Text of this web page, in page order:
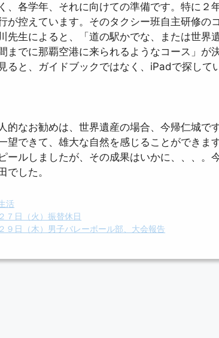
、各学年、それに向けての準備です。特に２
が控えています。そのタクシー班自主研修の
先生によると、「道の駅かでな、または世界
までに那覇空港に来られるようなコース」が
ると、ガイドブックではなく、iPadで探して
的なお勧めは、世界遺産の場合、今帰仁城で
望できて、雄大な自然を感じることができま
ールしましたが、その成果はいかに、、、。
でした。
活
７日（火）振替休日
９日（木）男子バレーボール部、大会報告